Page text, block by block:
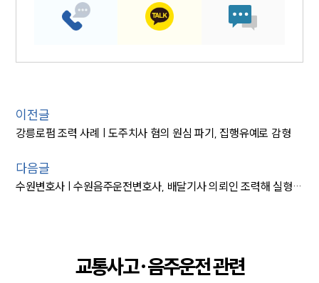
이전글
강릉로펌 조력 사례 | 도주치사 혐의 원심 파기, 집행유예로 감형
다음글
수원변호사 | 수원음주운전변호사, 배달기사 의뢰인 조력해 실형 방어
교통사고·음주운전 관련